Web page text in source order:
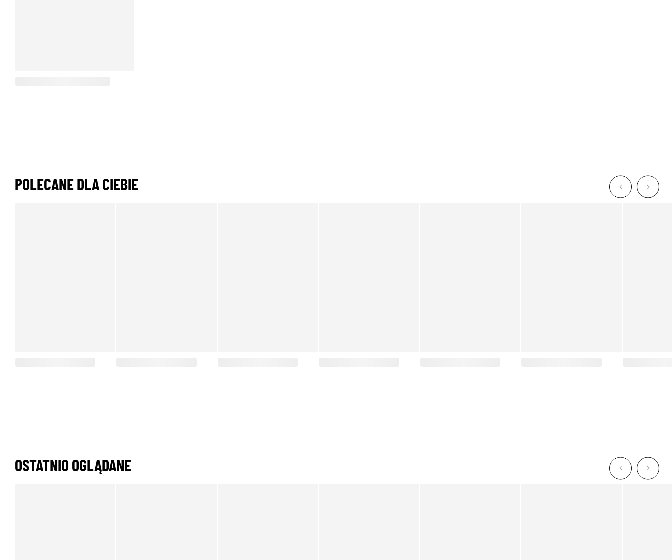
POLECANE DLA CIEBIE
OSTATNIO OGLĄDANE